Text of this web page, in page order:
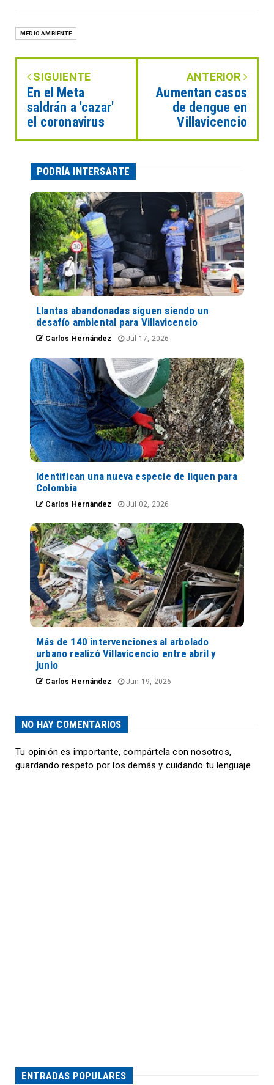
MEDIO AMBIENTE
SIGUIENTE
En el Meta
saldrán a 'cazar'
el coronavirus
ANTERIOR
Aumentan casos
de dengue en
Villavicencio
PODRÍA INTERSARTE
Llantas abandonadas siguen siendo un
desafío ambiental para Villavicencio
Carlos Hernández Jul 17, 2026
Identifican una nueva especie de liquen para
Colombia
Carlos Hernández Jul 02, 2026
Más de 140 intervenciones al arbolado
urbano realizó Villavicencio entre abril y
junio
Carlos Hernández Jun 19, 2026
NO HAY COMENTARIOS
Tu opinión es importante, compártela con nosotros,
guardando respeto por los demás y cuidando tu lenguaje
ENTRADAS POPULARES